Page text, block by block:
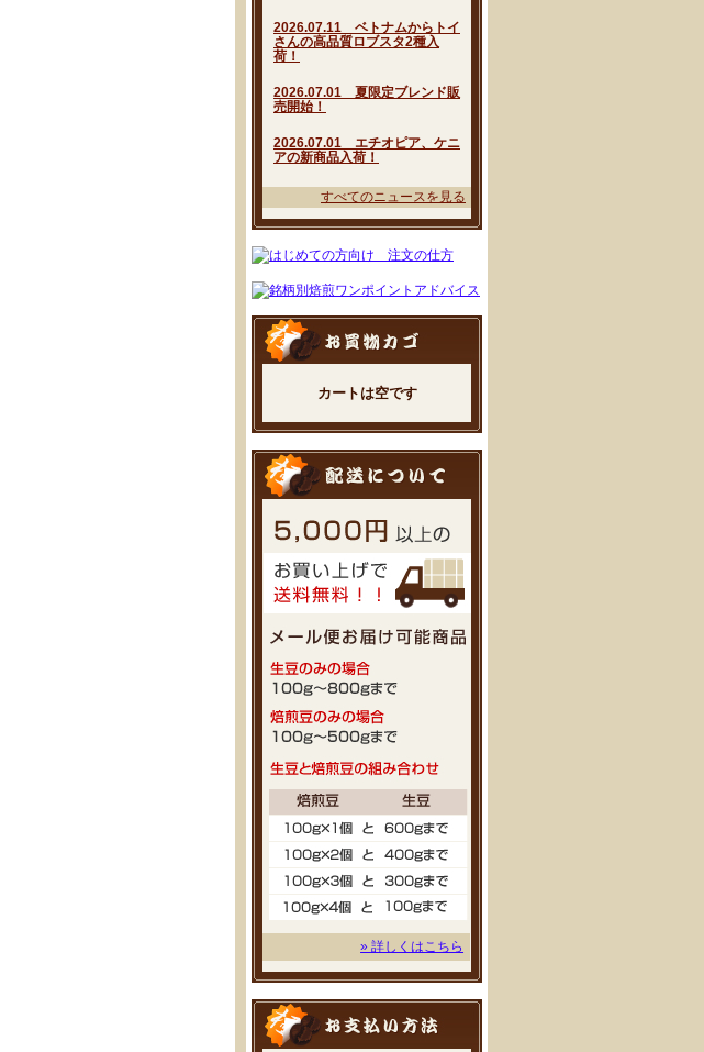
2026.07.11 ベトナムからトイ
さんの高品質ロブスタ2種入
荷！
2026.07.01 夏限定ブレンド販
売開始！
2026.07.01 エチオピア、ケニ
アの新商品入荷！
すべてのニュースを見る
カートは空です
» 詳しくはこちら